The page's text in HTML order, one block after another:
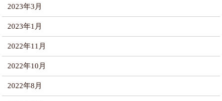
2023年3月
2023年1月
2022年11月
2022年10月
2022年8月